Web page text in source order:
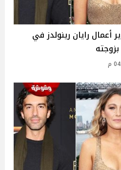
أعمال رايان رينولدز في